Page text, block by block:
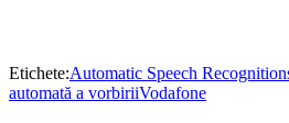
Etichete:Automatic Speech Recognition
automată a vorbiriiVodafone